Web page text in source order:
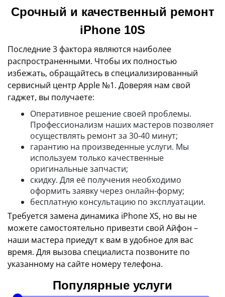
Срочный и качественный ремонт
iPhone 10S
Последние 3 фактора являются наиболее
распространенными. Чтобы их полностью
избежать, обращайтесь в специализированный
сервисный центр Apple №1. Доверяя нам свой
гаджет, вы получаете:
Оперативное решение своей проблемы.
Профессионализм наших мастеров позволяет
осуществлять ремонт за 30-40 минут;
гарантию на произведенные услуги. Мы
используем только качественные
оригинальные запчасти;
скидку. Для её получения необходимо
оформить заявку через онлайн-форму;
бесплатную консультацию по эксплуатации.
Требуется замена динамика iPhone XS, но вы не
можете самостоятельно привезти свой Айфон –
наши мастера приедут к вам в удобное для вас
время. Для вызова специалиста позвоните по
указанному на сайте номеру телефона.
Популярные услуги